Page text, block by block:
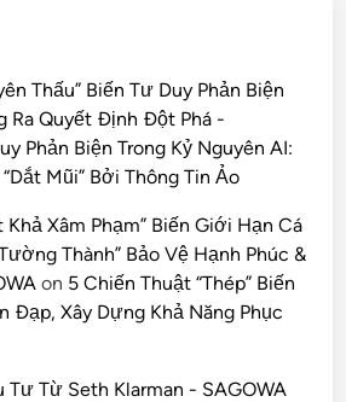
Thấu” Biến Tư Duy Phản Biện
Ra Quyết Định Đột Phá -
Phản Biện Trong Kỷ Nguyên AI:
Mũi” Bởi Thông Tin Ảo
Khả Xâm Phạm” Biến Giới Hạn Cá
Thành” Bảo Vệ Hạnh Phúc &
on 5 Chiến Thuật “Thép” Biến
Đạp, Xây Dựng Khả Năng Phục
Từ Seth Klarman - SAGOWA